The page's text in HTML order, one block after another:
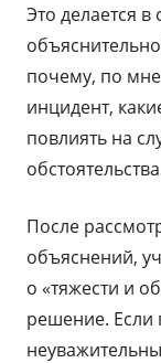
Это делается
почему, по
инцидент,
повлиять на
После
объяснений,
о «тяжести и
решение.